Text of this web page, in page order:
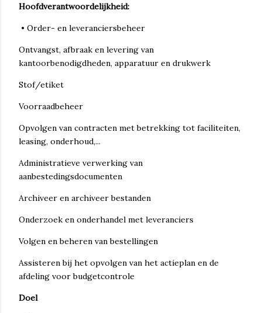
Hoofdverantwoordelijkheid:
• Order- en leveranciersbeheer
Ontvangst, afbraak en levering van
kantoorbenodigdheden, apparatuur en drukwerk
Stof/etiket
Voorraadbeheer
Opvolgen van contracten met betrekking tot faciliteiten,
leasing, onderhoud,...
Administratieve verwerking van
aanbestedingsdocumenten
Archiveer en archiveer bestanden
Onderzoek en onderhandel met leveranciers
Volgen en beheren van bestellingen
Assisteren bij het opvolgen van het actieplan en de
afdeling voor budgetcontrole
Doel